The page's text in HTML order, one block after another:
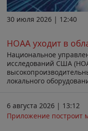
30 июля 2026 | 12:40
НОАА уходит в
Национальное
исследований США
локального
6 августа 2026 | 13:12
Приложение построит